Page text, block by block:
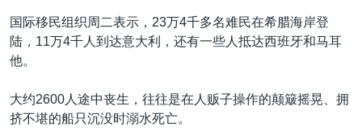
关注西藏
国际移民组织周二表示，23万4千多名难民在希腊海岸登
陆，11万4千人到达意大利，还有一些人抵达西班牙和马耳
他。
大约2600人途中丧生，往往是在人贩子操作的颠簸摇晃、拥
挤不堪的船只沉没时溺水死亡。